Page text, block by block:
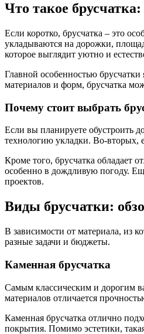
Что такое
Если коротко, брусчатка – это
укладываются на дорожки,
которое выглядит уютно и
Главной особенностью брусчатки
материалов и форм, брусчатка
Почему стоит выбрать
Если вы планируете обустроить
технологию укладки. Во-вторых,
Кроме того, брусчатка обладает
особенно в дождливую погоду.
проектов.
Виды брусчатки:
В зависимости от материала, из
разные задачи и бюджеты.
Каменная брусчатка
Самым классическим и дорогим
материалов отличается
Каменная брусчатка отлично
покрытия. Помимо эстетики,